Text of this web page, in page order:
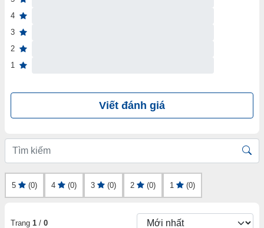
4
3
2
1
Viết đánh giá
5 (0) 4 (0) 3 (0) 2 (0) 1 (0)
Trang 1 / 0